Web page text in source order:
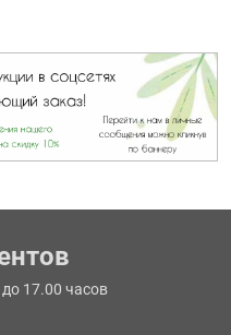
17.00 часов